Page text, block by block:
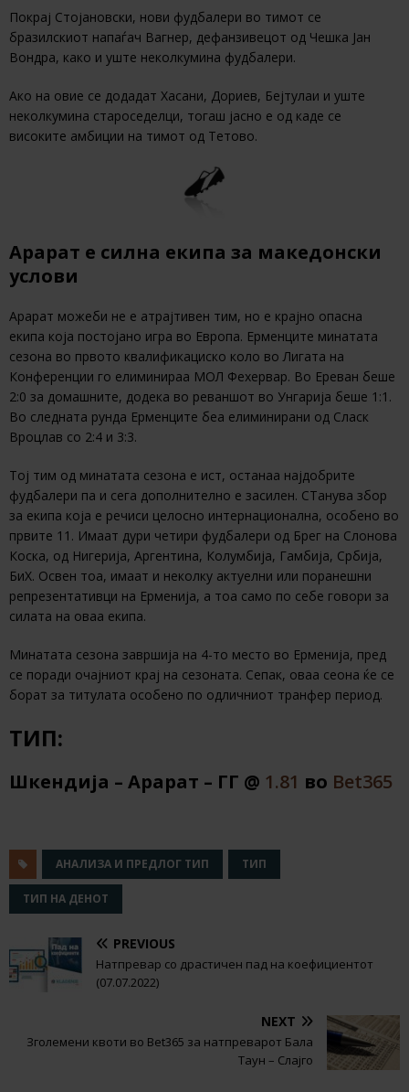
Покрај Стојановски, нови фудбалери во тимот се
бразилскиот напаѓач Вагнер, дефанзивецот од Чешка Јан
Вондра, како и уште неколкумина фудбалери.
Ако на овие се додадат Хасани, Дориев, Бејтулаи и уште
неколкумина староседелци, тогаш јасно е од каде се
високите амбиции на тимот од Тетово.
Арарат е силна екипа за македонски
услови
Арарат можеби не е атрајтивен тим, но е крајно опасна
екипа која постојано игра во Европа. Ерменците минатата
сезона во првото квалификациско коло во Лигата на
Конференции го елиминираа МОЛ Фехервар. Во Ереван беше
2:0 за домашните, додека во реваншот во Унгарија беше 1:1.
Во следната рунда Ерменците беа елиминирани од Сласк
Вроцлав со 2:4 и 3:3.
Тој тим од минатата сезона е ист, останаа најдобрите
фудбалери па и сега дополнително е засилен. СТанува збор
за екипа која е речиси целосно интернационална, особено во
првите 11. Имаат дури четири фудбалери од Брег на Слонова
Коска, од Нигерија, Аргентина, Колумбија, Гамбија, Србија,
БиХ. Освен тоа, имаат и неколку актуелни или поранешни
репрезентативци на Ерменија, а тоа само по себе говори за
силата на оваа екипа.
Минатата сезона завршија на 4-то место во Ерменија, пред
се поради очајниот крај на сезоната. Сепак, оваа сеона ќе се
борат за титулата особено по одличниот транфер период.
ТИП:
Шкендија – Арарат – ГГ @ 1.81 во Bet365
АНАЛИЗА И ПРЕДЛОГ ТИП ТИП
ТИП НА ДЕНОТ
PREVIOUS
Натпревар со драстичен пад на коефициентот
(07.07.2022)
NEXT
Зголемени квоти во Bet365 за натпреварот Бала
Таун – Слајго